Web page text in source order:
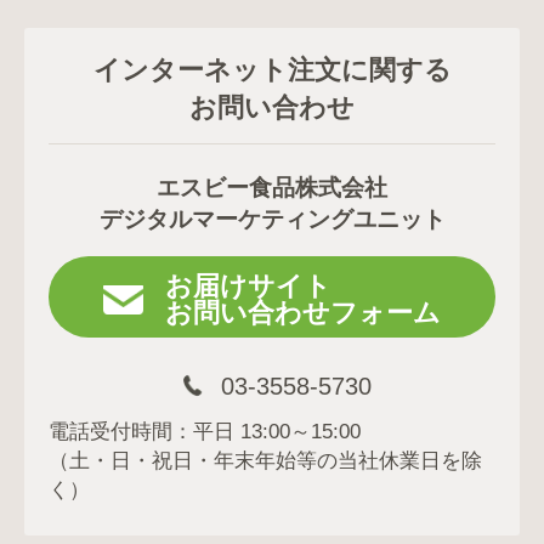
インターネット注文に関する
お問い合わせ
エスビー食品株式会社
デジタルマーケティングユニット
お届けサイト
お問い合わせフォーム
03-3558-5730
電話受付時間：平日 13:00～15:00
（土・日・祝日・年末年始等の当社休業日を除
く）